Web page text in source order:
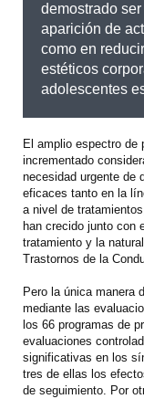
demostrado
aparición de
como en
estéticos
adolescentes
El amplio espectro de
incrementado
necesidad urgente de
eficaces tanto en la
a nivel de
han crecido junto con
tratamiento y la
Trastornos de la
Pero la única manera
mediante las
los 66 programas de
evaluaciones
significativas en los
tres de ellas los
de seguimiento. Por